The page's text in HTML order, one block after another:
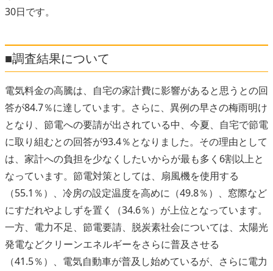
30日です。
■調査結果について
電気料金の高騰は、自宅の家計費に影響があると思うとの回
答が84.7％に達しています。さらに、異例の早さの梅雨明け
となり、節電への要請が出されている中、今夏、自宅で節電
に取り組むとの回答が93.4％となりました。その理由として
は、家計への負担を少なくしたいからが最も多く6割以上と
なっています。節電対策としては、扇風機を使用する
（55.1％）、冷房の設定温度を高めに（49.8％）、窓際など
にすだれやよしずを置く（34.6％）が上位となっています。
一方、電力不足、節電要請、脱炭素社会については、太陽光
発電などクリーンエネルギーをさらに普及させる
（41.5％）、電気自動車が普及し始めているが、さらに電力